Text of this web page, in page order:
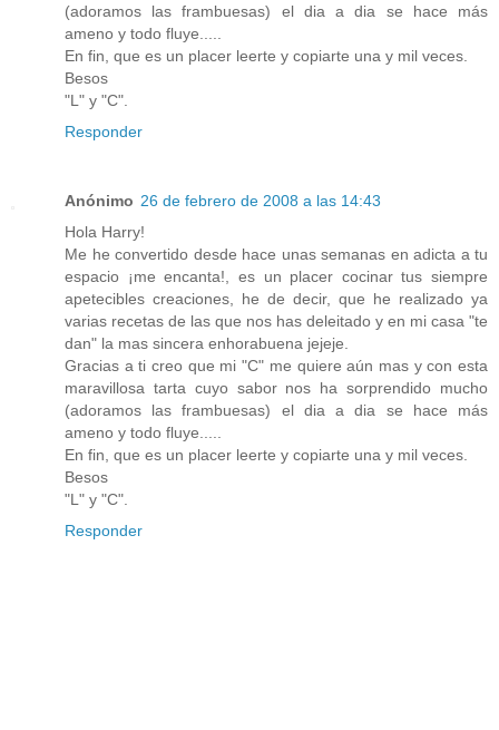
(adoramos las frambuesas) el dia a dia se hace más
ameno y todo fluye.....
En fin, que es un placer leerte y copiarte una y mil veces.
Besos
"L" y "C".
Responder
Anónimo 26 de febrero de 2008 a las 14:43
Hola Harry!
Me he convertido desde hace unas semanas en adicta a tu
espacio ¡me encanta!, es un placer cocinar tus siempre
apetecibles creaciones, he de decir, que he realizado ya
varias recetas de las que nos has deleitado y en mi casa "te
dan" la mas sincera enhorabuena jejeje.
Gracias a ti creo que mi "C" me quiere aún mas y con esta
maravillosa tarta cuyo sabor nos ha sorprendido mucho
(adoramos las frambuesas) el dia a dia se hace más
ameno y todo fluye.....
En fin, que es un placer leerte y copiarte una y mil veces.
Besos
"L" y "C".
Responder